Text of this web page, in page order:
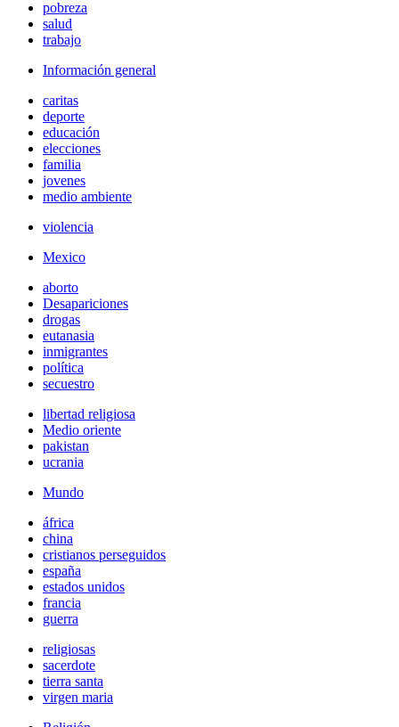
pobreza
salud
trabajo
Información general
caritas
deporte
educación
elecciones
familia
jovenes
medio ambiente
violencia
Mexico
aborto
Desapariciones
drogas
eutanasia
inmigrantes
política
secuestro
libertad religiosa
Medio oriente
pakistan
ucrania
Mundo
áfrica
china
cristianos perseguidos
españa
estados unidos
francia
guerra
religiosas
sacerdote
tierra santa
virgen maria